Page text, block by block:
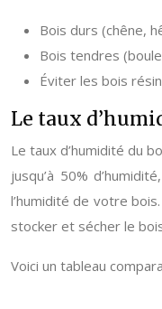
Bois durs (chêne,
Bois tendres
Éviter les bois
Le taux
Le taux d’humidité du
jusqu’à 50%
l’humidité de votre
stocker et sécher le
Voici un tableau